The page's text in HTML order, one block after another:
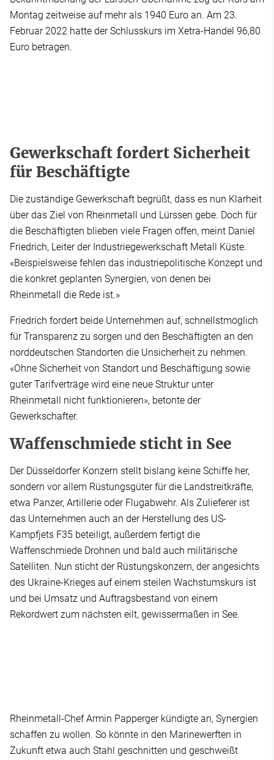
Montag zeitweise auf mehr als 1940 Euro an. Am 23.
Februar 2022 hatte der Schlusskurs im Xetra-Handel 96,80
Euro betragen.
Gewerkschaft fordert Sicherheit
für Beschäftigte
Die zuständige Gewerkschaft begrüßt, dass es nun Klarheit
über das Ziel von Rheinmetall und Lürssen gebe. Doch für
die Beschäftigten blieben viele Fragen offen, meint Daniel
Friedrich, Leiter der Industriegewerkschaft Metall Küste.
«Beispielsweise fehlen das industriepolitische Konzept und
die konkret geplanten Synergien, von denen bei
Rheinmetall die Rede ist.»
Friedrich fordert beide Unternehmen auf, schnellstmöglich
für Transparenz zu sorgen und den Beschäftigten an den
norddeutschen Standorten die Unsicherheit zu nehmen.
«Ohne Sicherheit von Standort und Beschäftigung sowie
guter Tarifverträge wird eine neue Struktur unter
Rheinmetall nicht funktionieren», betonte der
Gewerkschafter.
Waffenschmiede sticht in See
Der Düsseldorfer Konzern stellt bislang keine Schiffe her,
sondern vor allem Rüstungsgüter für die Landstreitkräfte,
etwa Panzer, Artillerie oder Flugabwehr. Als Zulieferer ist
das Unternehmen auch an der Herstellung des US-
Kampfjets F35 beteiligt, außerdem fertigt die
Waffenschmiede Drohnen und bald auch militärische
Satelliten. Nun sticht der Rüstungskonzern, der angesichts
des Ukraine-Krieges auf einem steilen Wachstumskurs ist
und bei Umsatz und Auftragsbestand von einem
Rekordwert zum nächsten eilt, gewissermaßen in See.
Rheinmetall-Chef Armin Papperger kündigte an, Synergien
schaffen zu wollen. So könnte in den Marinewerften in
Zukunft etwa auch Stahl geschnitten und geschweißt